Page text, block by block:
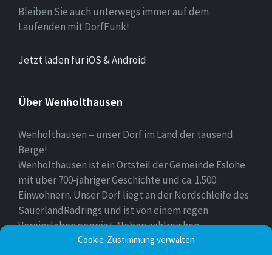
Cookie-Zustimmung verwalten
Bleiben Sie auch unterwegs immer auf dem
Laufenden mit DorfFunk!
Jetzt laden für iOS & Android
Über Wenholthausen
Wenholthausen – unser Dorf im Land der tausend
Berge!
Wenholthausen ist ein Ortsteil der Gemeinde Eslohe
mit über 700-jähriger Geschichte und ca. 1.500
Einwohnern. Unser Dorf liegt an der Nordschleife des
SauerlandRadrings und ist von einem regen
Vereinsleben geprägt. Neben zahlreichen
Freizeitmöglichkeiten ist unser Ort für sein